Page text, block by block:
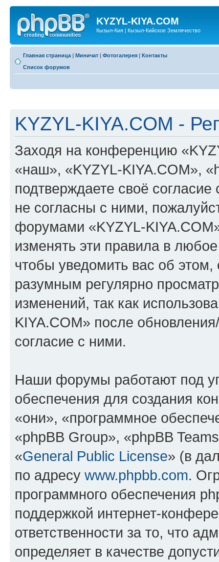
KYZYL-KIYA.COM
Кызыл-Кия | Кызыл-Кийское Землячество
Главная страница | Миничат | Фотогалерея | Контакты
Список форумов
KYZYL-KIYA.COM -
Заходя на конференцию
«наш», «KYZYL-KIYA.COM»,
подтверждаете своё
не согласны с ними,
форумами «KYZYL-
изменять эти правила в
чтобы уведомить вас об
разумным регулярно
изменений, так как
KIYA.COM» после
согласие с ними.
Наши форумы работают под
обеспечения для создания
«они», «программное
«phpBB Group», «phpBB
«General Public License» (в
по адресу www.phpbb.com.
программного обеспечения
поддержкой интернет-
ответственности за то, что
определяет в качестве